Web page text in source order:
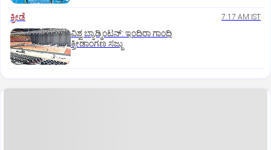
ಕ್ರೀಡೆ 7:17 AM IST
ವಿಶ್ವ ಬ್ಯಾಡ್ಮಿಂಟನ್‌: ಇಂದಿರಾ ಗಾಂಧಿ
ಕ್ರೀಡಾಂಗಣ ಸಜ್ಜು